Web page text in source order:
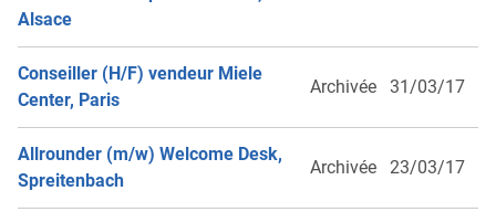
Alsace
Conseiller (H/F) vendeur Miele
Center, Paris
Archivée 31/03/17
Allrounder (m/w) Welcome Desk,
Spreitenbach
Archivée 23/03/17